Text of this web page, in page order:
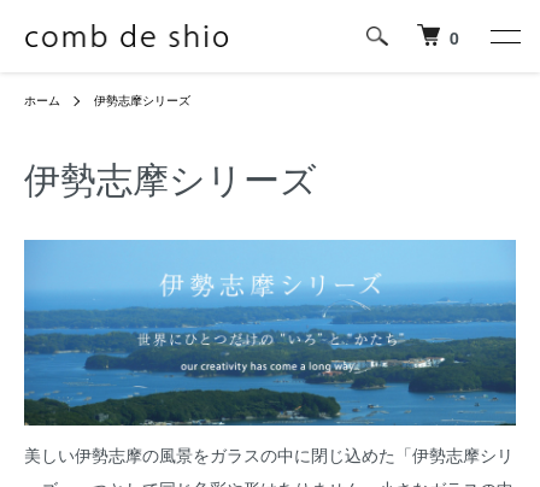
0
ホーム 伊勢志摩シリーズ
伊勢志摩シリーズ
美しい伊勢志摩の風景をガラスの中に閉じ込めた「伊勢志摩シリ